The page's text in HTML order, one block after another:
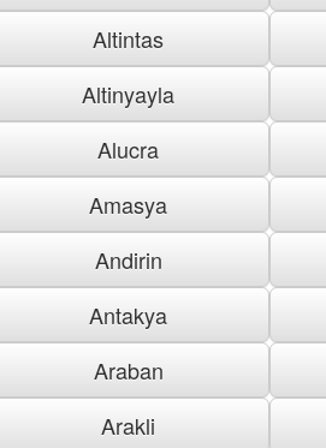
Altintas
Altinyayla
Alucra
Amasya
Andirin
Antakya
Araban
Arakli